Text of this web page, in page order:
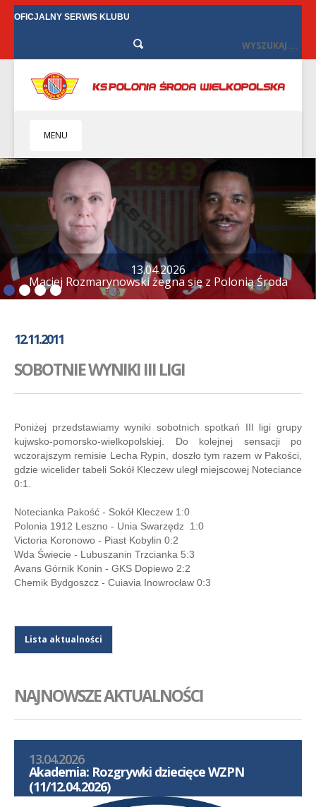
OFICJALNY SERWIS KLUBU
MENU
HOME
KLUB
BIZNES
SENIORZY
SENIORKI
BILETY
KONTAKT
SKLEP
12.11.2011
SOBOTNIE WYNIKI III LIGI
Poniżej przedstawiamy wyniki sobotnich spotkań III ligi grupy
kujwsko-pomorsko-wielkopolskiej. Do kolejnej sensacji po
wczorajszym remisie Lecha Rypin, doszło tym razem w Pakości,
gdzie wicelider tabeli Sokół Kleczew uległ miejscowej Noteciance
0:1.
Notecianka Pakość - Sokół Kleczew 1:0
Polonia 1912 Leszno - Unia Swarzędz 1:0
Victoria Koronowo - Piast Kobylin 0:2
Wda Świecie - Lubuszanin Trzcianka 5:3
Avans Górnik Konin - GKS Dopiewo 2:2
Chemik Bydgoszcz - Cuiavia Inowrocław 0:3
Lista aktualności
NAJNOWSZE AKTUALNOŚCI
13.04.2026
Akademia: Rozgrywki dziecięce WZPN
(11/12.04.2026)